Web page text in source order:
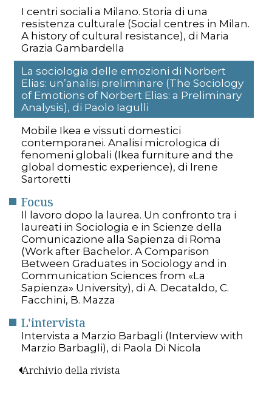
I centri sociali a Milano. Storia di una
resistenza culturale (Social centres in Milan.
A history of cultural resistance), di Maria
Grazia Gambardella
La sociologia delle emozioni di Norbert
Elias: un’analisi preliminare (The Sociology
of Emotions of Norbert Elias: a Preliminary
Analysis), di Paolo Iagulli
Mobile Ikea e vissuti domestici
contemporanei. Analisi micrologica di
fenomeni globali (Ikea furniture and the
global domestic experience), di Irene
Sartoretti
Focus
Il lavoro dopo la laurea. Un confronto tra i
laureati in Sociologia e in Scienze della
Comunicazione alla Sapienza di Roma
(Work after Bachelor. A Comparison
Between Graduates in Sociology and in
Communication Sciences from «La
Sapienza» University), di A. Decataldo, C.
Facchini, B. Mazza
L'intervista
Intervista a Marzio Barbagli (Interview with
Marzio Barbagli), di Paola Di Nicola
Archivio della rivista